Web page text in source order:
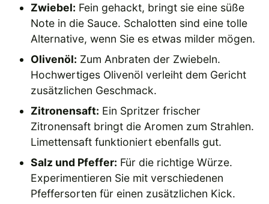
Zwiebel: Fein gehackt, bringt sie eine süße
Note in die Sauce. Schalotten sind eine tolle
Alternative, wenn Sie es etwas milder mögen.
Olivenöl: Zum Anbraten der Zwiebeln.
Hochwertiges Olivenöl verleiht dem Gericht
zusätzlichen Geschmack.
Zitronensaft: Ein Spritzer frischer
Zitronensaft bringt die Aromen zum Strahlen.
Limettensaft funktioniert ebenfalls gut.
Salz und Pfeffer: Für die richtige Würze.
Experimentieren Sie mit verschiedenen
Pfeffersorten für einen zusätzlichen Kick.